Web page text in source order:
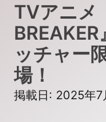
TVアニメ
ッチャー
場！
掲載日: 2025年7